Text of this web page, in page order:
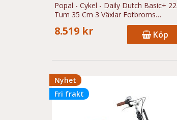
Popal - Cykel - Daily Dutch Basic+ 22
Tum 35 Cm 3 Växlar Fotbroms
8.519 kr Köp
Nyhet
Fri frakt